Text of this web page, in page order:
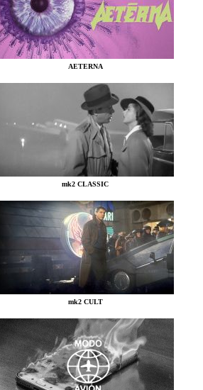
AETERNA
mk2 CLASSIC
mk2 CULT